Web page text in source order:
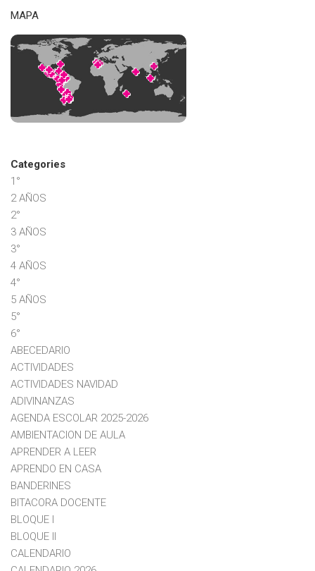
MAPA
Categories
1°
2 AÑOS
2°
3 AÑOS
3°
4 AÑOS
4°
5 AÑOS
5°
6°
ABECEDARIO
ACTIVIDADES
ACTIVIDADES NAVIDAD
ADIVINANZAS
AGENDA ESCOLAR 2025-2026
AMBIENTACION DE AULA
APRENDER A LEER
APRENDO EN CASA
BANDERINES
BITACORA DOCENTE
BLOQUE I
BLOQUE II
CALENDARIO